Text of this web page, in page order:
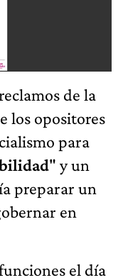
de la
los opositores
para
" y un
preparar un
en
el día